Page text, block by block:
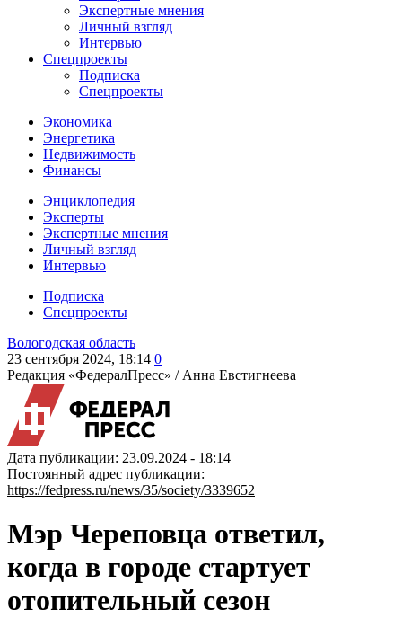
Экспертные мнения
Личный взгляд
Интервью
Спецпроекты
Подписка
Спецпроекты
Экономика
Энергетика
Недвижимость
Финансы
Энциклопедия
Эксперты
Экспертные мнения
Личный взгляд
Интервью
Подписка
Спецпроекты
Вологодская область
23 сентября 2024, 18:14 0
Редакция «ФедералПресс» / Анна Евстигнеева
Дата публикации: 23.09.2024 - 18:14
Постоянный адрес публикации:
https://fedpress.ru/news/35/society/3339652
Мэр Череповца ответил,
когда в городе стартует
отопительный сезон